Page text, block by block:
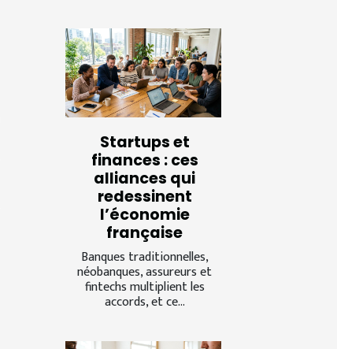
Startups et
finances : ces
alliances qui
redessinent
l’économie
française
Banques traditionnelles,
néobanques, assureurs et
fintechs multiplient les
accords, et ce...